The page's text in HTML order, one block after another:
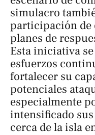
simulacro
participación de
planes de
Esta iniciativa
esfuerzos
fortalecer su
potenciales
especialmente
intensificado
cerca de la isla